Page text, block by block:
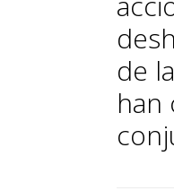
de
han